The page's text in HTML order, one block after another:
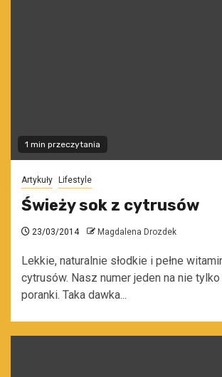
1 min przeczytania
Artykuły Lifestyle
Świeży sok z cytrusów
23/03/2014 Magdalena Drozdek
Lekkie, naturalnie słodkie i pełne
cytrusów. Nasz numer jeden na nie
poranki. Taka dawka...